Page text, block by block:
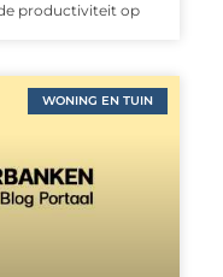
productiviteit op
WONING EN TUIN